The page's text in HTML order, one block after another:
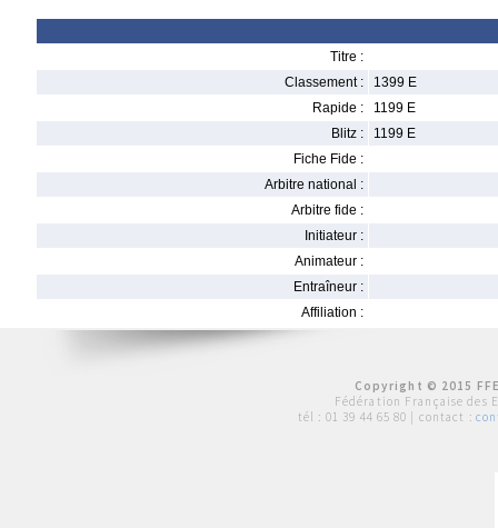
Titre :
Classement :
1399 E
Rapide :
1199 E
Blitz :
1199 E
Fiche Fide :
Arbitre national :
Arbitre fide :
Initiateur :
Animateur :
Entraîneur :
Affiliation :
Copyright © 2015
Fédération Française des
tél : 01 39 44 65 80 | contact :